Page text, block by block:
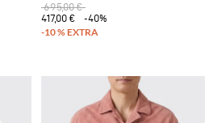
695,00 €
417,00 €
-40%